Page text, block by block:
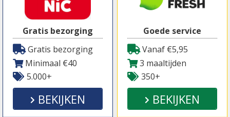
Gratis bezorging
Gratis bezorging
Minimaal €40
5.000+
BEKIJKEN
Goede service
Vanaf €5,95
3 maaltijden
350+
BEKIJKEN